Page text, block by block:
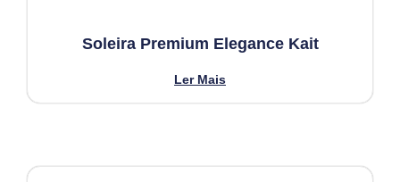
Soleira Premium Elegance Kait
Ler Mais